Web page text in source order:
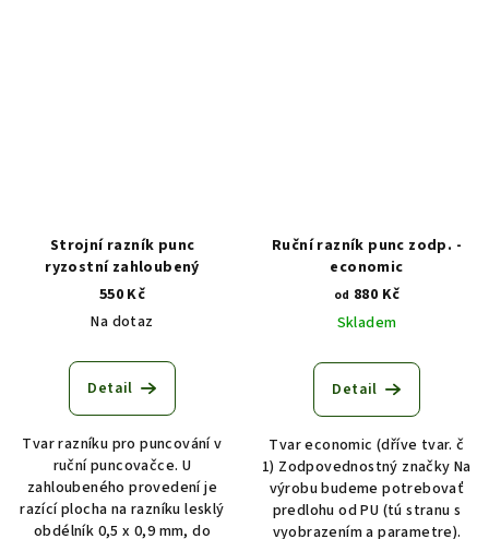
Strojní razník punc
ryzostní zahloubený
550 Kč
Na dotaz
Detail
Tvar razníku pro puncování v
ruční puncovačce. U
zahloubeného provedení je
razící plocha na razníku lesklý
obdélník 0,5 x 0,9 mm, do
Ruční razník punc zodp. -
economic
od 880 Kč
Skladem
Detail
Tvar economic (dříve tvar. č
1) Zodpovednostný značky Na
výrobu budeme potrebovať
predlohu od PU (tú stranu s
vyobrazením a parametre).